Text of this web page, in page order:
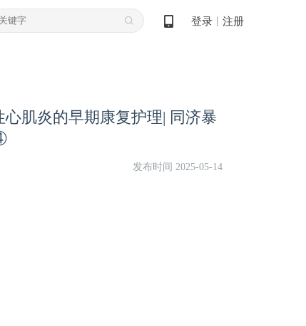
登录 注册
肌炎的早期康复护理| 同济暴
发布时间 2025-05-14